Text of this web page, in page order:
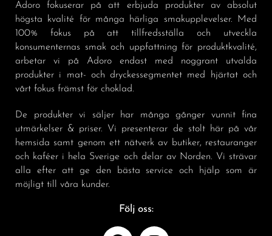
Adoro fokuserar på att erbjuda produkter av absolut
högsta kvalité för många härliga smakupplevelser. Med
100% fokus på att tillfredsställa och utveckla
konsumenternas smak och uppfattning för produktkvalité,
arbetar vi på Adoro endast med noggrant utvalda
produkter i mat- och dryckessegmentet med hjärtat och
vårt fokus främst för choklad.
De produkter vi säljer har många gånger vunnit fina
utmärkelser & priser. Vi presenterar de stolt här på vår
hemsida samt genom ett nätverk av butiker, restauranger
och kaféer i hela Sverige och delar av Norden. Vi strävar
alla efter att ge den bästa service och hjälp som är
möjligt till våra kunder.
Följ oss: